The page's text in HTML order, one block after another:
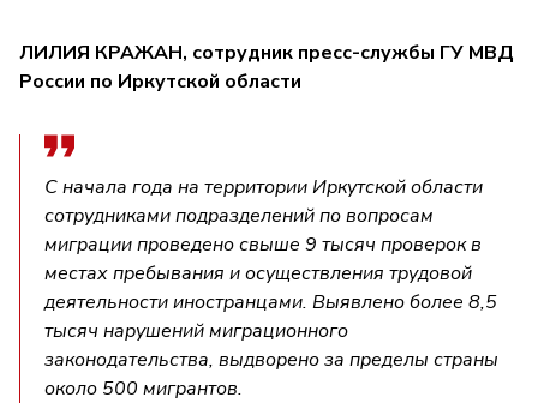
ЛИЛИЯ КРАЖАН, сотрудник пресс-службы ГУ МВД
России по Иркутской области
С начала года на территории Иркутской области
сотрудниками подразделений по вопросам
миграции проведено свыше 9 тысяч проверок в
местах пребывания и осуществления трудовой
деятельности иностранцами. Выявлено более 8,5
тысяч нарушений миграционного
законодательства, выдворено за пределы страны
около 500 мигрантов.